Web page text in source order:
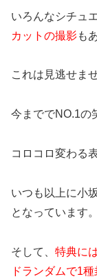
いろんなシチュ
カットの撮影も
これは見逃せま
今まででNO.1の
コロコロ変わる
いつも以上に小
となっています。
そして、 特典に
ドランダムで1種